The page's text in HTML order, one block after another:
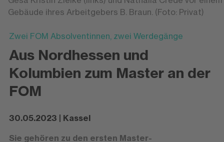
Gebäude ihres Arbeitgebers B. Braun. (Foto: Privat)
Zwei FOM Absolventinnen, zwei Werdegänge
Aus Nordhessen und
Kolumbien zum Master an der
FOM
30.05.2023 | Kassel
Sie gehören zu den ersten Master-